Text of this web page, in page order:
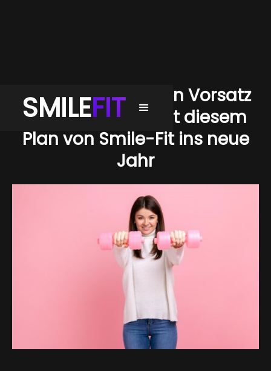
SMILEFIT
Mach deinen guten Vorsatz
unzerstörbar – mit diesem
Plan von Smile-Fit ins neue
Jahr